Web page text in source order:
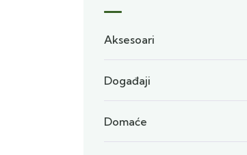
Aksesoari
Događaji
Domaće